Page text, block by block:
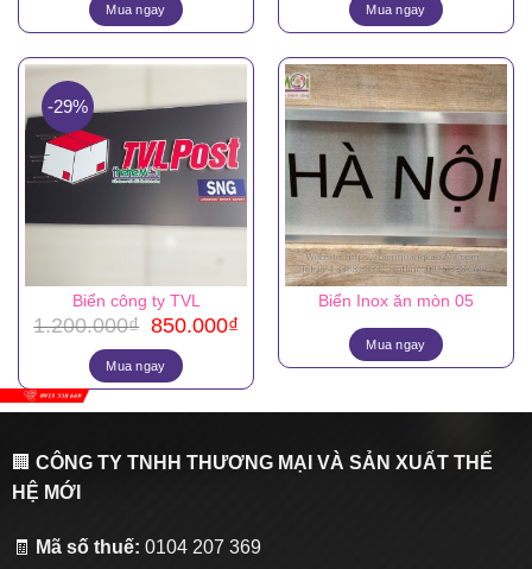
Mua ngay Mua ngay
-29%
Biển công ty TVL
1.200.000₫ Giá
gốc
là:
1.200.000₫.
850.000₫Giá
là:
850.000₫.
Mua ngay
Biển Inox ăn mòn 05
Mua ngay
🏢 CÔNG TY TNHH THƯƠNG MẠI VÀ SẢN XUẤT THẾ
HỆ MỚI
🧾 Mã số thuế: 0104 207 369